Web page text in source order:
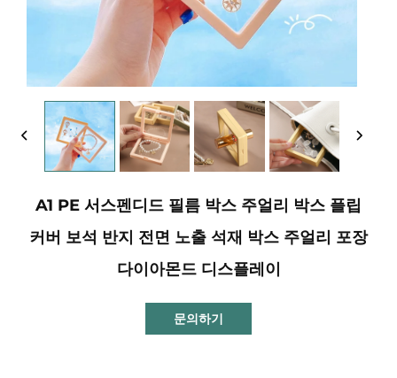
A1 PE 서스펜디드 필름 박스 주얼리 박스 플립
커버 보석 반지 전면 노출 석재 박스 주얼리 포장
다이아몬드 디스플레이
문의하기